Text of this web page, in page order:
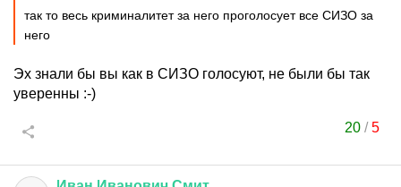
так то весь криминалитет за него проголосует все СИЗО за
него
Эх знали бы вы как в СИЗО голосуют, не были бы так
уверенны :-)
20 /5